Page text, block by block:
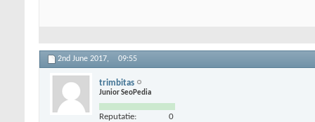
2nd June 2017, 09:55
trimbitas
Junior SeoPedia
Reputatie: 0